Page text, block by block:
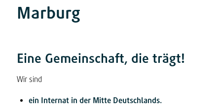
Marburg
Eine Gemeinschaft, die trägt!
Wir sind
ein Internat in der Mitte Deutschlands.